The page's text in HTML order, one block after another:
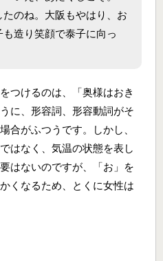
のね。大阪もやはり、お
造り笑顔で泰子に向っ
つけるのは、「奥様はおき
に、形容詞、形容動詞がそ
合がふつうです。しかし、
はなく、気温の状態を表し
はないのですが、「お」を
くなるため、とくに女性は